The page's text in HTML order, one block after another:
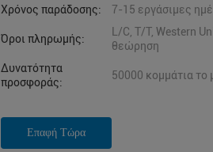
Χρόνος παράδοσης:
7-15 εργάσιμες
Όροι πληρωμής:
L/C, T/T, Western
θεώρηση
Δυνατότητα
προσφοράς:
50000 κομμάτια το
Επαφή Τώρα